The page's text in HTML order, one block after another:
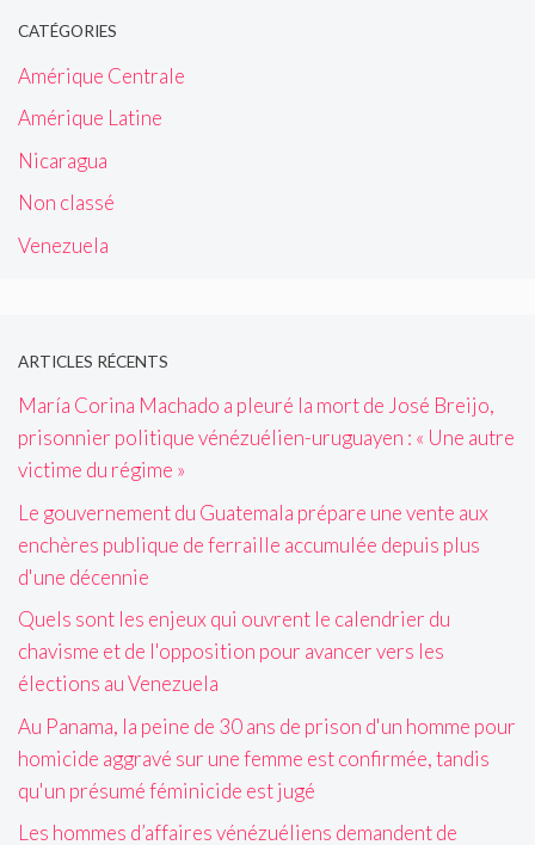
CATÉGORIES
Amérique Centrale
Amérique Latine
Nicaragua
Non classé
Venezuela
ARTICLES RÉCENTS
María Corina Machado a pleuré la mort de José Breijo,
prisonnier politique vénézuélien-uruguayen : « Une autre
victime du régime »
Le gouvernement du Guatemala prépare une vente aux
enchères publique de ferraille accumulée depuis plus
d'une décennie
Quels sont les enjeux qui ouvrent le calendrier du
chavisme et de l'opposition pour avancer vers les
élections au Venezuela
Au Panama, la peine de 30 ans de prison d'un homme pour
homicide aggravé sur une femme est confirmée, tandis
qu'un présumé féminicide est jugé
Les hommes d’affaires vénézuéliens demandent de